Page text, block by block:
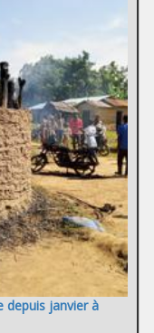
depuis janvier à